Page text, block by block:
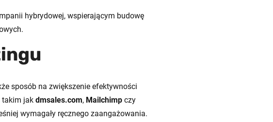
hybrydowej, wspierającym budowę
sposób na zwiększenie efektywności
takim jakdmsales.com, Mailchimp czy
wymagały ręcznego zaangażowania.